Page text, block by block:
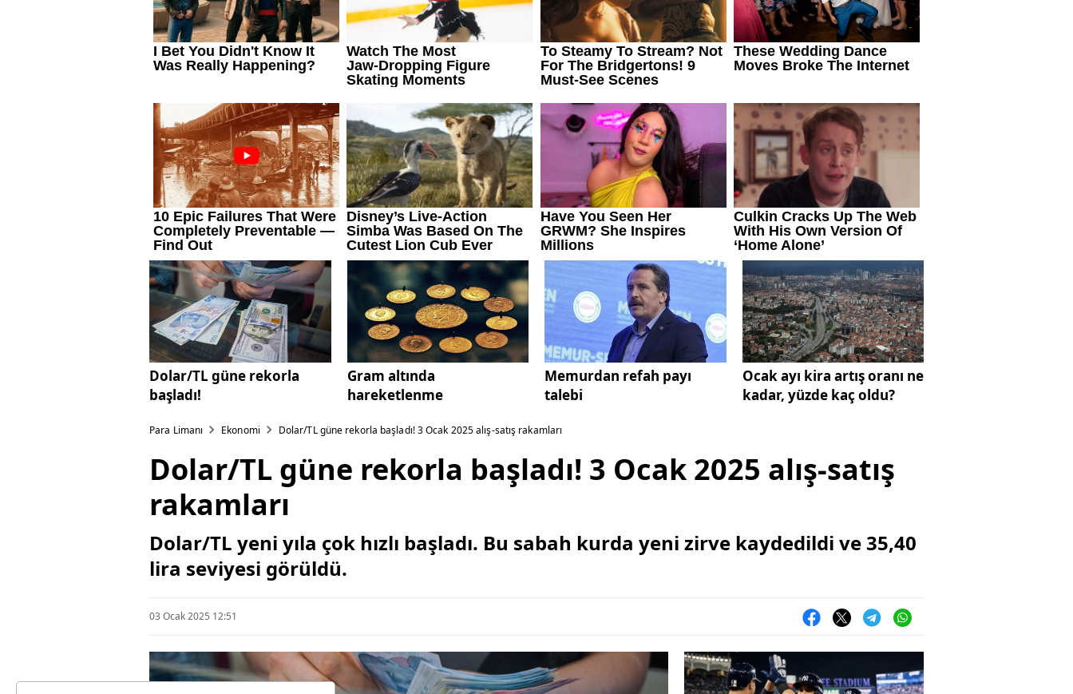
Dolar/TL güne rekorla
başladı!
Gram altında
hareketlenme
Memurdan refah payı
talebi
Ocak ayı kira artış oranı ne
kadar, yüzde kaç oldu?
Para Limanı Ekonomi Dolar/TL güne rekorla başladı! 3 Ocak 2025 alış-satış rakamları
Dolar/TL güne rekorla başladı! 3 Ocak 2025 alış-satış
rakamları
Dolar/TL yeni yıla çok hızlı başladı. Bu sabah kurda yeni zirve kaydedildi ve 35,40
lira seviyesi görüldü.
03 Ocak 2025 12:51